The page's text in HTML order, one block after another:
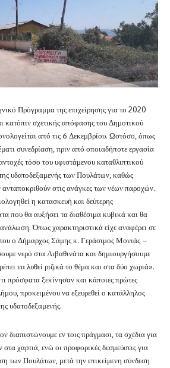
Πρόγραμμα της επιχείρησης για το 2020
κατόπιν σχετικής απόφασης του Δημοτικού
από τις 6 Δεκεμβρίου. Ωστόσο, όπως
συνεδρίαση, πριν από οποιαδήποτε εργασία
τόσο του υφιστάμενου καταθλιπτικού
υδατοδεξαμενής των Πουλάτων, καθώς
ανταποκριθούν στις ανάγκες των νέων παροχών.
η κατασκευή και δεύτερης
που θα αυξήσει τα διαθέσιμα κυβικά και θα
Όπως χαρακτηριστικά είχε αναφέρει σε
ο Δήμαρχος Σάμης κ. Γεράσιμος Μονιάς –
νερό στα Λιβαθινάτα και δημιουργήσουμε
να λυθεί ριζικά το θέμα και στα δύο χωριά».
πρόσφατα ξεκίνησαν και κάποιες πρώτες
προκειμένου να εξευρεθεί ο κατάλληλος
υδατοδεξαμενής.
διαπιστώνουμε εν τοις πράγμασι, τα σχέδια για
χαρτιά, ενώ οι προφορικές δεσμεύσεις για
των Πουλάτων, μετά την επικείμενη σύνδεση